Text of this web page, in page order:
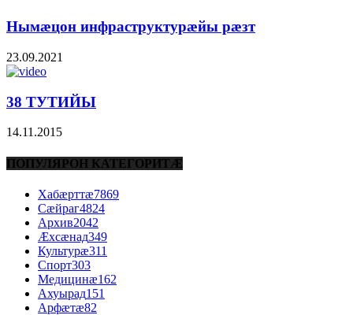
Нымæцон инфраструктурæйы рæзт
23.09.2021
38 ТУТИЙЫ
14.11.2015
ПОПУЛЯРОН КАТЕГОРИТÆ
Хабæрттæ7869
Сæйраг4824
Архив2042
Æхсæнад349
Культурæ311
Спорт303
Медицинæ162
Ахуырад151
Арфæтæ82